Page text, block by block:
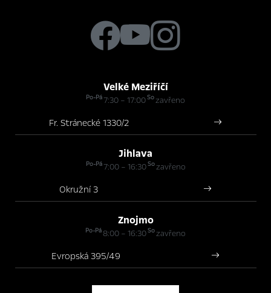
Velké Meziříčí
Po-Pá7:30 – 17:00Sozavřeno
Fr. Stránecké 1330/2
Jihlava
Po-Pá7:00 – 16:30Sozavřeno
Okružní 3
Znojmo
Po-Pá8:00 – 16:30Sozavřeno
Evropská 395/49